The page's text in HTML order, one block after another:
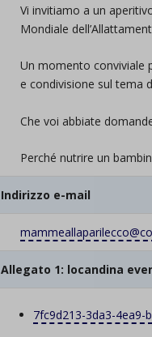
Vi invitiamo a un
Mondiale
Un momento conviviale
e condivisione sul tema
Che voi abbiate
Perché nutrire un
Indirizzo e-mail
Allegato 1: locandina
7fc9d213-3da3-4ea9-